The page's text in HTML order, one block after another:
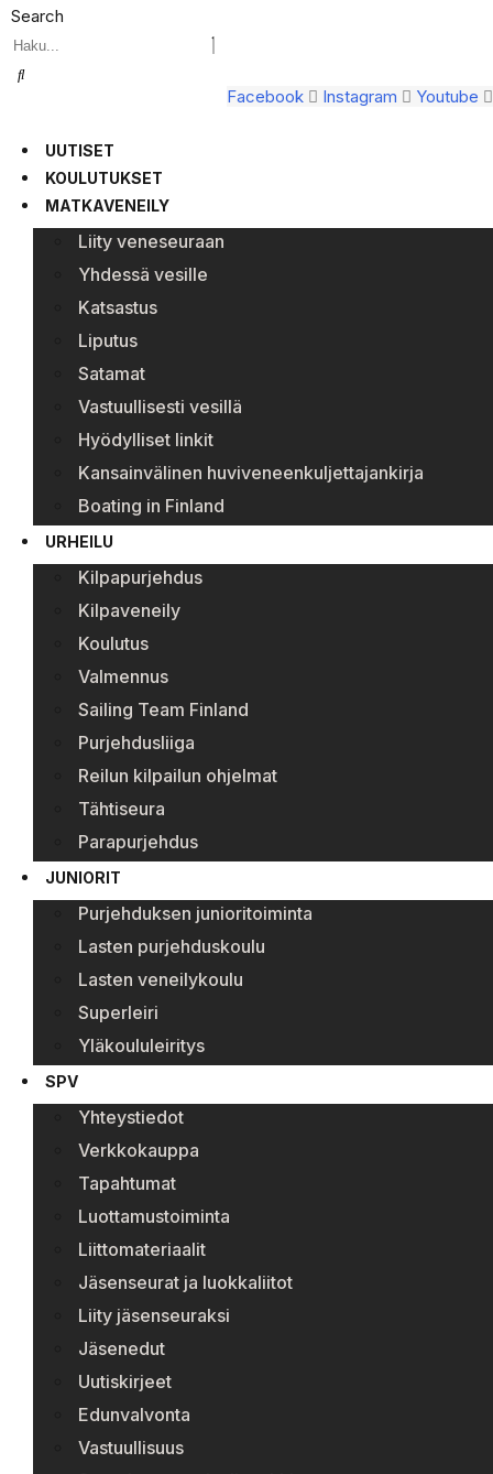
Search
Facebook Instagram Youtube
UUTISET
KOULUTUKSET
MATKAVENEILY
Liity veneseuraan
Yhdessä vesille
Katsastus
Liputus
Satamat
Vastuullisesti vesillä
Hyödylliset linkit
Kansainvälinen huviveneenkuljettajankirja
Boating in Finland
URHEILU
Kilpapurjehdus
Kilpaveneily
Koulutus
Valmennus
Sailing Team Finland
Purjehdusliiga
Reilun kilpailun ohjelmat
Tähtiseura
Parapurjehdus
JUNIORIT
Purjehduksen junioritoiminta
Lasten purjehduskoulu
Lasten veneilykoulu
Superleiri
Yläkoululeiritys
SPV
Yhteystiedot
Verkkokauppa
Tapahtumat
Luottamustoiminta
Liittomateriaalit
Jäsenseurat ja luokkaliitot
Liity jäsenseuraksi
Jäsenedut
Uutiskirjeet
Edunvalvonta
Vastuullisuus